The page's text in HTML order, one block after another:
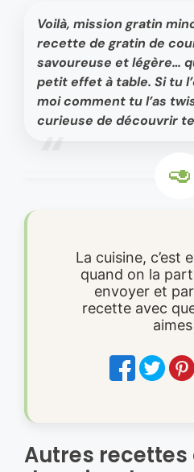
Voilà, mission gratin
recette de gratin de
savoureuse et légère…
petit effet à table. Si tu
moi comment tu l’as
curieuse de découvrir
La cuisine, c’est
quand on la
envoyer et
recette avec
Autres recettes